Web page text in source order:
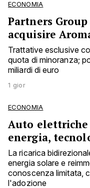
ECONOMIA
Partners
acquisire
Trattative esclusive
quota di minoranza;
miliardi di euro
1 gior
ECONOMIA
Auto
energia,
La ricarica
energia solare e
conoscenza limitata,
l'adozione